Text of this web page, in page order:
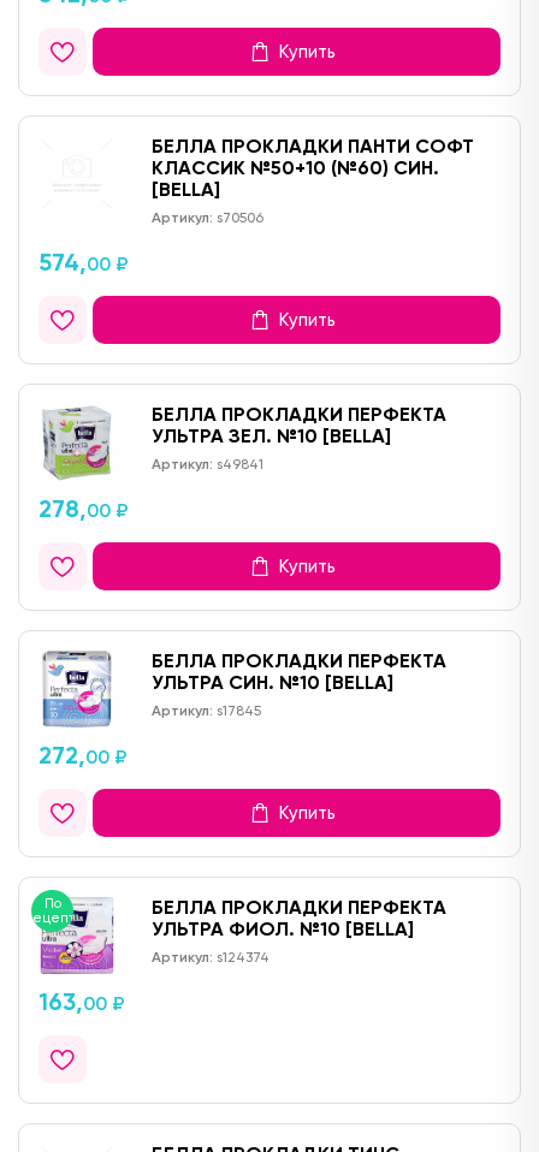
Купить
БЕЛЛА ПРОКЛАДКИ ПАНТИ СОФТ
КЛАССИК №50+10 (№60) СИН.
[BELLA]
Артикул: s70506
574,00 ₽
Купить
БЕЛЛА ПРОКЛАДКИ ПЕРФЕКТА
УЛЬТРА ЗЕЛ. №10 [BELLA]
Артикул: s49841
278,00 ₽
Купить
БЕЛЛА ПРОКЛАДКИ ПЕРФЕКТА
УЛЬТРА СИН. №10 [BELLA]
Артикул: s17845
272,00 ₽
Купить
По
рецепту
БЕЛЛА ПРОКЛАДКИ ПЕРФЕКТА
УЛЬТРА ФИОЛ. №10 [BELLA]
Артикул: s124374
163,00 ₽